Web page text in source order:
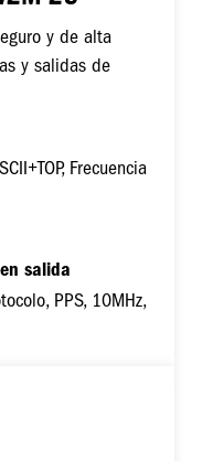
y de alta
y salidas de
Frecuencia
salida
PPS, 10MHz,